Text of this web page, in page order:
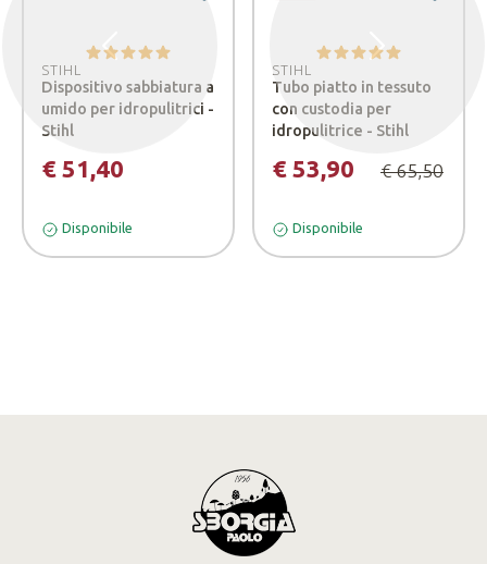
STIHL
Dispositivo sabbiatura a
umido per idropulitrici -
Stihl
€ 51,40
Disponibile
STIHL
Tubo piatto in tessuto
con custodia per
idropulitrice - Stihl
€ 53,90 € 65,50
Disponibile
Precedente Successivo